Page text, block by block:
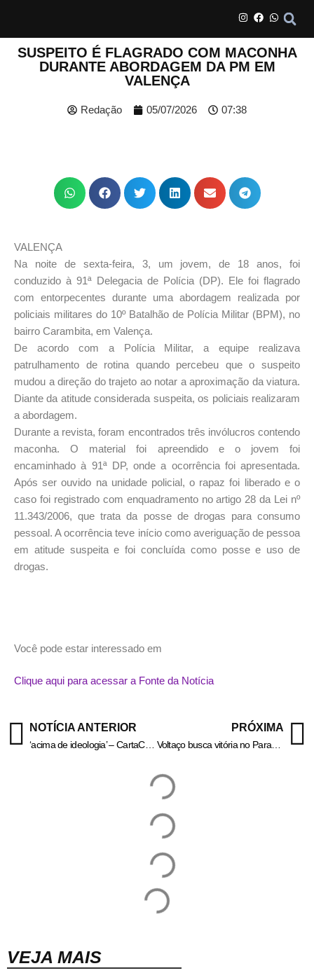
SUSPEITO É FLAGRADO COM MACONHA
DURANTE ABORDAGEM DA PM EM
VALENÇA
Redação 05/07/2026 07:38
VALENÇA
Na noite de sexta-feira, 3, um jovem, de 18 anos, foi
conduzido à 91ª Delegacia de Polícia (DP). Ele foi flagrado
com entorpecentes durante uma abordagem realizada por
policiais militares do 10º Batalhão de Polícia Militar (BPM), no
bairro Carambita, em Valença.
De acordo com a Polícia Militar, a equipe realizava
patrulhamento de rotina quando percebeu que o suspeito
mudou a direção do trajeto ao notar a aproximação da viatura.
Diante da atitude considerada suspeita, os policiais realizaram
a abordagem.
Durante a revista, foram encontrados três invólucros contendo
maconha. O material foi apreendido e o jovem foi
encaminhado à 91ª DP, onde a ocorrência foi apresentada.
Após ser ouvido na unidade policial, o rapaz foi liberado e o
caso foi registrado com enquadramento no artigo 28 da Lei nº
11.343/2006, que trata da posse de drogas para consumo
pessoal. A ocorrência teve início como averiguação de pessoa
em atitude suspeita e foi concluída como posse e uso de
drogas.
Você pode estar interessado em
Clique aqui para acessar a Fonte da Notícia
NOTÍCIA ANTERIOR
‘acima de ideologia’ – CartaCapital
PRÓXIMA
VEJA MAIS